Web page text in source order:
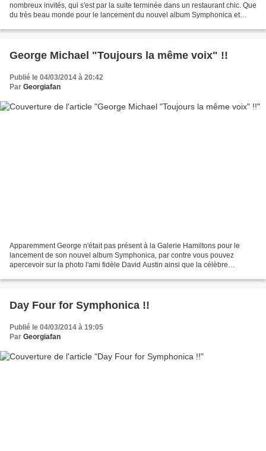
nombreux invités, qui s'est par la suite terminée dans un restaurant chic. Que
du très beau monde pour le lancement du nouvel album Symphonica et
George Michael "Toujours la même voix" !!
Publié le 04/03/2014 à 20:42
Par Georgiafan
Apparemment George n'était pas présent à la Galerie Hamiltons pour le
lancement de son nouvel album Symphonica, par contre vous pouvez
apercevoir sur la photo l'ami fidèle David Austin ainsi que la célèbre
Day Four for Symphonica !!
Publié le 04/03/2014 à 19:05
Par Georgiafan